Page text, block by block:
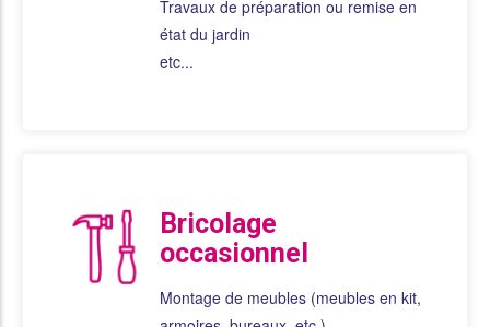
Travaux de préparation ou remise en
état du jardin
etc...
Bricolage
occasionnel
Montage de meubles (meubles en kit,